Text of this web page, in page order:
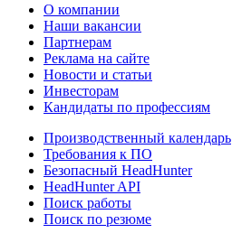
О компании
Наши вакансии
Партнерам
Реклама на сайте
Новости и статьи
Инвесторам
Кандидаты по профессиям
Производственный календарь
Требования к ПО
Безопасный HeadHunter
HeadHunter API
Поиск работы
Поиск по резюме